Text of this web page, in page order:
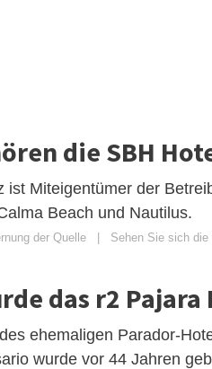
die SBH
ist Miteigentümer der
Beach und Nautilus.
der Quelle Sehen Sie sich
das r2 Pajara
ehemaligen Parador-
wurde vor 44 Jahren